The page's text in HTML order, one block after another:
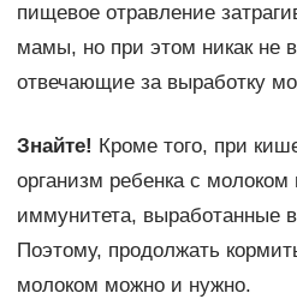
пищевое отравление
мамы, но при этом никак не
отвечающие за выработку
Знайте! Кроме того, при
организм ребенка с молоком
иммунитета, выработанные
Поэтому, продолжать
молоком можно и нужно.